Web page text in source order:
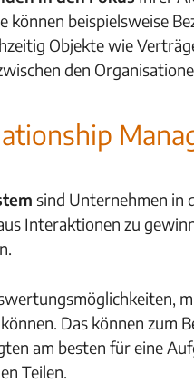
können beispielsweise
Objekte wie
den
sind Unternehmen in
Interaktionen zu
Das können zum
am besten für eine
Teilen.